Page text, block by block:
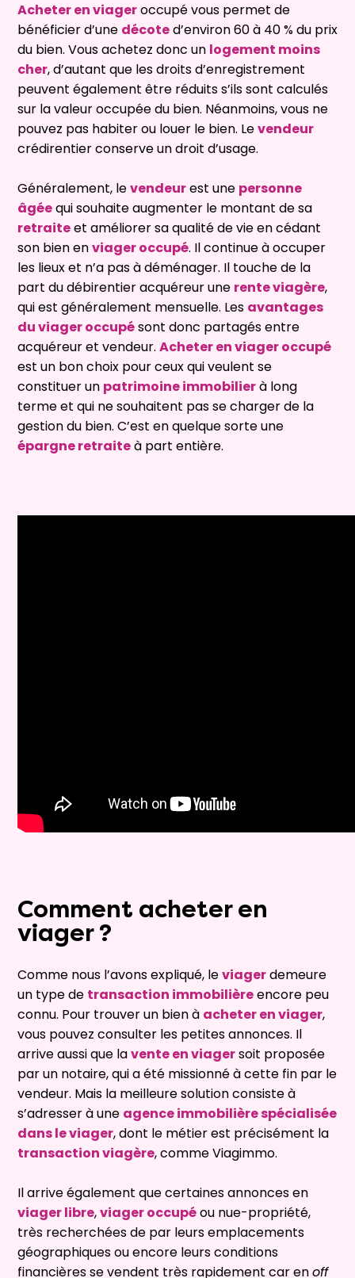
Acheter en viageroccupé vous permet de
bénéficier d’une décoted’environ 60 à 40 % du prix
du bien. Vous achetez donc un logement moins
cher, d’autant que les droits d’enregistrement
peuvent également être réduits s’ils sont calculés
sur la valeur occupée du bien. Néanmoins, vous ne
pouvez pas habiter ou louer le bien. Levendeur
crédirentier conserve un droit d’usage.
Généralement, levendeurest une personne
âgéequi souhaite augmenter le montant de sa
retraiteet améliorer sa qualité de vie en cédant
son bien enviager occupé. Il continue à occuper
les lieux et n’a pas à déménager. Il touche de la
part du débirentier acquéreur une rente viagère,
qui est généralement mensuelle. Les avantages
du viager occupésont donc partagés entre
acquéreur et vendeur. Acheter en viager occupé
est un bon choix pour ceux qui veulent se
constituer un patrimoine immobilierà long
terme et qui ne souhaitent pas se charger de la
gestion du bien. C’est en quelque sorte une
épargne retraiteà part entière.
Comment acheter en
viager ?
Comme nous l’avons expliqué, leviagerdemeure
un type de transaction immobilièreencore peu
connu. Pour trouver un bien à acheter en viager,
vous pouvez consulter les petites annonces. Il
arrive aussi que lavente en viagersoit proposée
par un notaire, qui a été missionné à cette fin par le
vendeur. Mais la meilleure solution consiste à
s’adresser à une agence immobilière spécialisée
dans le viager, dont le métier est précisément la
transaction viagère, comme Viagimmo.
Il arrive également que certaines annonces en
viager libre,viager occupéou nue-propriété,
très recherchées de par leurs emplacements
géographiques ou encore leurs conditions
financières se vendent très rapidement car enoff